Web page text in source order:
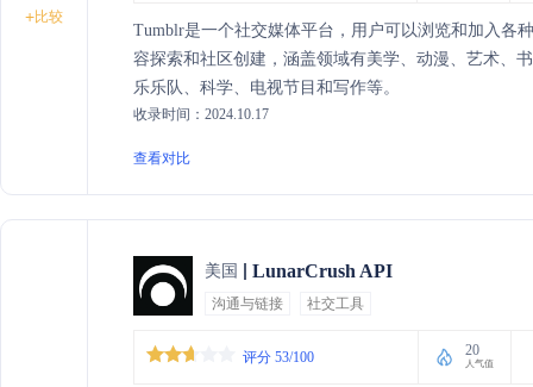
+比较
Tumblr是一个社交媒体平台，用户可以浏览和加入各
容探索和社区创建，涵盖领域有美学、动漫、艺术、
乐乐队、科学、电视节目和写作等。
收录时间：2024.10.17
查看对比
美国 LunarCrush API
沟通与链接 社交工具
评分 53/100 20
人气值